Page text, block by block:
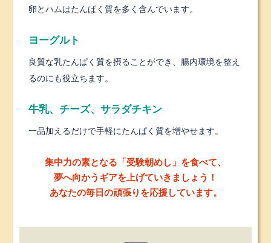
卵とハムはたんぱく質を多く含んでいます。
ヨーグルト
良質な乳たんぱく質を摂ることができ、腸内環境を整え
るのにも役立ちます。
牛乳、チーズ、サラダチキン
一品加えるだけで手軽にたんぱく質を増やせます。
集中力の素となる「受験朝めし」を食べて、
夢へ向かうギアを上げていきましょう！
あなたの毎日の頑張りを応援しています。